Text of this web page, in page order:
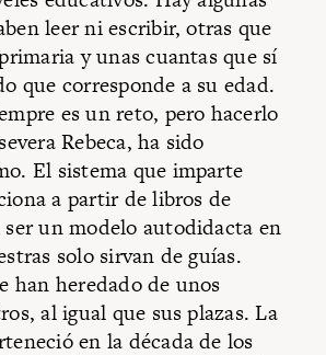
leer ni escribir, otras que
y unas cuantas que sí
que corresponde a su edad.
es un reto, pero hacerlo
Rebeca, ha sido
El sistema que imparte
a partir de libros de
un modelo autodidacta en
solo sirvan de guías.
han heredado de unos
al igual que sus plazas. La
en la década de los